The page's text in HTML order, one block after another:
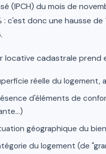
(IPCH) du mois de
: c'est donc une hausse
locative cadastrale prend
réelle du logement,
d'éléments de
géographique du
du logement (de